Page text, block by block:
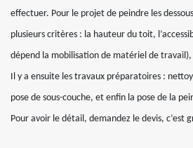
effectuer. Pour le projet de peindre les
plusieurs critères : la hauteur du toit,
dépend la mobilisation de matériel de
Il y a ensuite les travaux préparatoires :
pose de sous-couche, et enfin la pose de la
Pour avoir le détail, demandez le devis, c’est